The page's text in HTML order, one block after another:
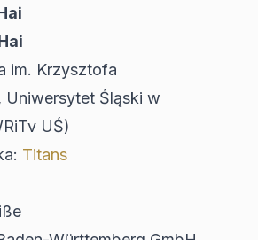
im. Krzysztofa
Uniwersytet Śląski w
UŚ)
Titans